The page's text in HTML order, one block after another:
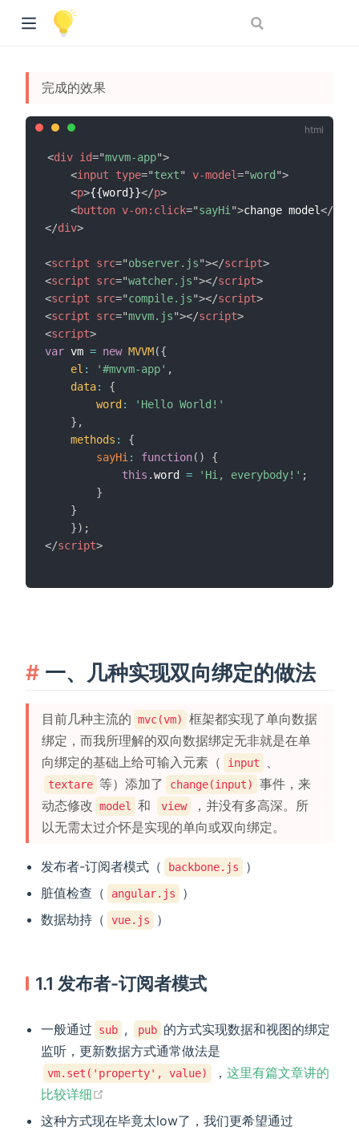
完成的效果
<div id="mvvm-app">
<input type="text" v-model="word">
<p>{{word}}</p>
<button v-on: click="sayHi ">change model</
</div>
<script src="observer.js"></script>
<script src="watcher.js"></script>
<script src="compile.js"></script>
<script src="mvvm.js"></script>
<script>
var vm = new MVVM({
el : '#mvvm-app' ,
data:
{
word:
'Hello World!'
} ,
methods :
{
sayHi : function( )
{
this .word = 'Hi, everybody!' ;
}
}
}) ;
</script>
一、几种实现双向绑定的做法
目前几种主流的 mvc(vm)
框架都实现了单向数据
绑定，而我所理解的双向数据绑定无非就是在单
向绑定的基础上给可输入元素（
input 、
textare 等）添加了 change(input)
事件，来
动态修改 model 和 view
，并没有多高深。所
以无需太过介怀是实现的单向或双向绑定。
发布者-订阅者模式（ backbone.js
）
脏值检查（
angular.js
）
数据劫持（
vue.js ）
1.1 发布者-订阅者模式
一般通过 sub , pub 的方式实现数据和视图的绑定
监听，更新数据方式通常做法是
vm.set('property', value) ，这里有篇文章讲的
比较详细
这种方式现在毕竟太low了，我们更希望通过